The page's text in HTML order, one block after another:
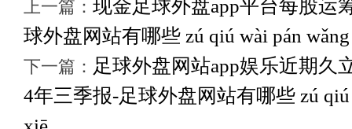
上一篇： 现金足球外盘app平台每股运
球外盘网站有哪些 zú qiú wài pán
下一篇： 足球外盘网站app娱乐近期久
4年三季报-足球外盘网站有哪些 zú qiú